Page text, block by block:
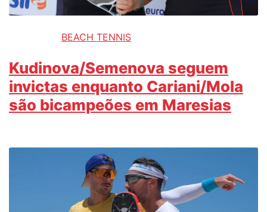
BEACH TENNIS
Kudinova/Semenova seguem
invictas enquanto Cariani/Mola
são bicampeões em Maresias